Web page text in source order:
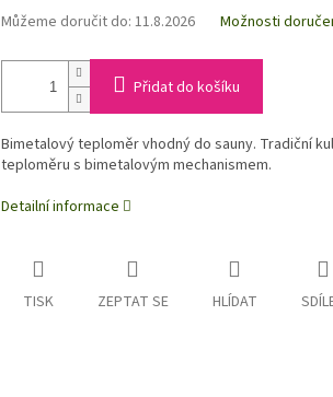
Můžeme doručit do: 11.8.2026 Možnosti
Přidat do košíku
Bimetalový teploměr vhodný do sauny. Tradiční
teploměru s bimetalovým mechanismem.
Detailní informace
TISK ZEPTAT SE HLÍDAT